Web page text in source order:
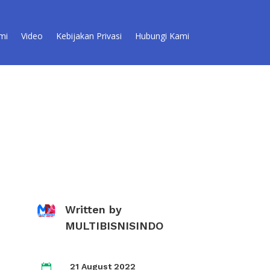
Video Kebijakan Privasi Hubungi Kami
Written by
MULTIBISNISINDO
 21 August 2022